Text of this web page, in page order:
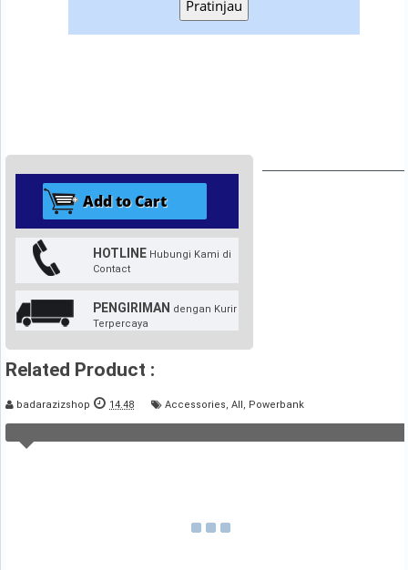
Pratinjau
HOTLINE Hubungi Kami di
Contact
PENGIRIMAN dengan Kurir
Terpercaya
Related Product :
badarazizshop 14.48 Accessories All Powerbank